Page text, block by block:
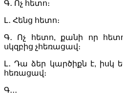
Գ․ Ոչ հետո։
Լ․ Հենց հետո։
Գ․ Ոչ հետո, քանի որ
սկզբից չհեռացավ։
Լ․ Դա ձեր կարծիքն է, իսկ
հեռացավ։
Գ․․․